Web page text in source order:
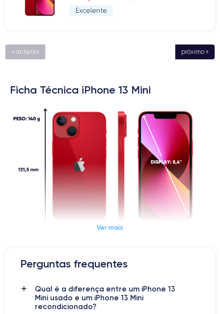
Excelente
« anterior próximo »
Ficha Técnica iPhone 13 Mini
Data de lançamento
14/09/2021
Sistema operativo
iOS (iOS 17)
Ver mais
Perguntas frequentes
Qual é a diferença entre um iPhone 13
Mini usado e um iPhone 13 Mini
recondicionado?